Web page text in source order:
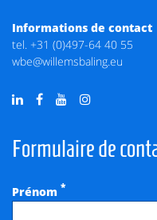
Formulaire de
Prénom *
Informations de contact
tel. +31 (0)497-64 40 55
wbe@willemsbaling.eu